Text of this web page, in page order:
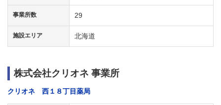
事業所数 29
施設エリア 北海道
株式会社クリオネ 事業所
クリオネ 西１８丁目薬局